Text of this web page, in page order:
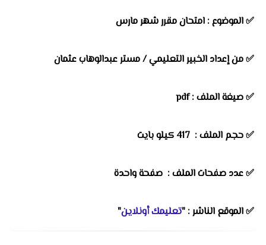
✅الموضوع : امتحان مقرر شهر مارس
✅من إعداد الخبير التعليمي / مستر عبدالوهاب عثمان
✅ صيغة الملف : pdf
✅ حجم الملف : 417 كيلو بايت
✅ عدد صفحات الملف : صفحة واحدة
✅الموقع الناشر : "تعليمك أونلاين"